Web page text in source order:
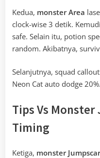
Kedua, monster Area
clock-wise 3 detik.
safe. Selain itu, potion
random. Akibatnya,
Selanjutnya, squad
Neon Cat auto dodge
Tips Vs
Timing
Ketiga, monster